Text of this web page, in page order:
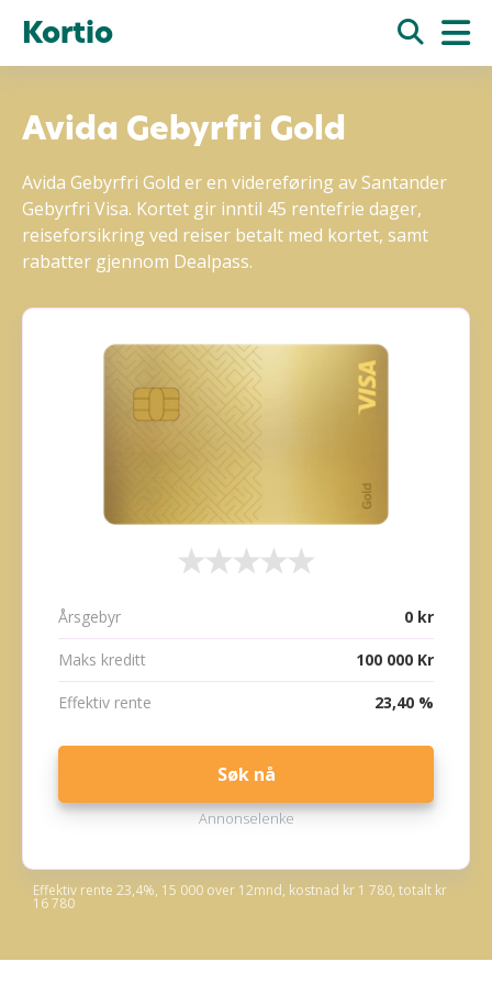
Kortio
Årsgebyr 0 kr
Maks kreditt 100 000 Kr
Effektiv rente 23,40 %
Søk nå
Annonselenke
Effektiv rente 23,4%, 15 000 over 12mnd, kostnad kr 1 780, totalt kr
16 780
Avida Gebyrfri Gold
Avida Gebyrfri Gold er en videreføring av Santander
Gebyrfri Visa. Kortet gir inntil 45 rentefrie dager,
reiseforsikring ved reiser betalt med kortet, samt
rabatter gjennom Dealpass.